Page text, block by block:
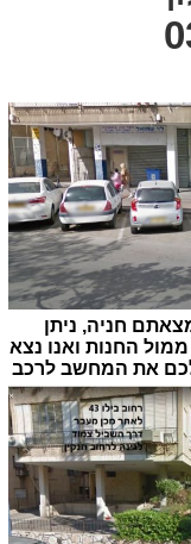
חניה, ניתן
החנות ואנו נצא
לכם את המחשב לרכב